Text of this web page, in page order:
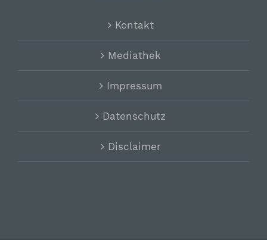
Kontakt
Mediathek
Impressum
Datenschutz
Disclaimer